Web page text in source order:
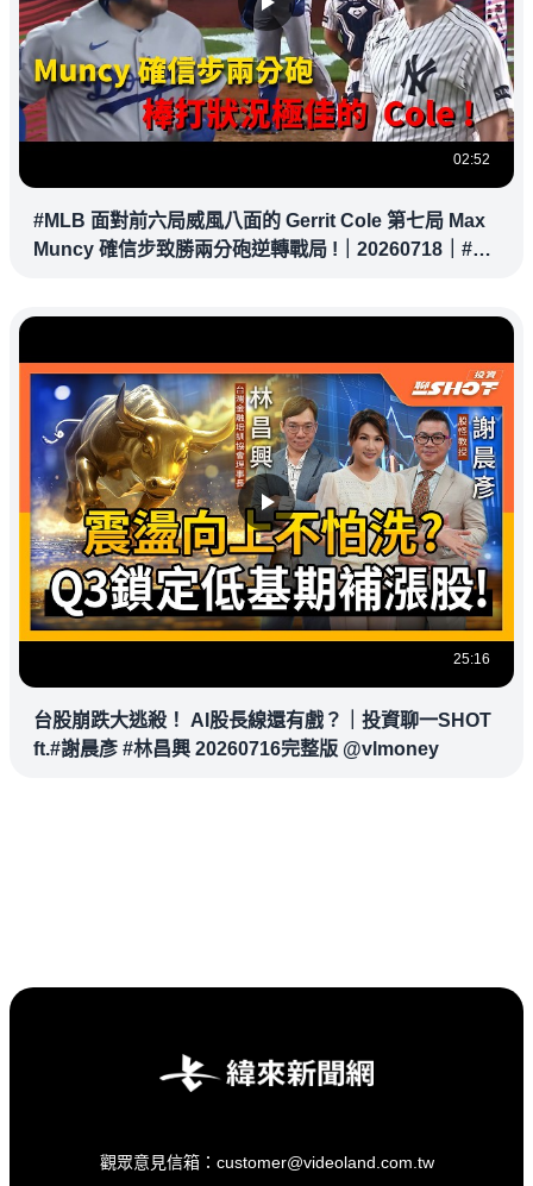
02:52
#MLB 面對前六局威風八面的 Gerrit Cole 第七局 Max
Muncy 確信步致勝兩分砲逆轉戰局 !｜20260718｜#洛
25:16
台股崩跌大逃殺！ AI股長線還有戲？｜投資聊一SHOT
ft.#謝晨彥 #林昌興 20260716完整版 @vlmoney
觀眾意見信箱：customer@videoland.com.tw